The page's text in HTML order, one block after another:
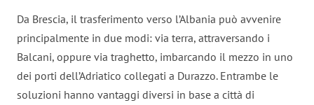
Da Brescia, il trasferimento verso l’Albania può avvenire
principalmente in due modi: via terra, attraversando i
Balcani, oppure via traghetto, imbarcando il mezzo in uno
dei porti dell’Adriatico collegati a Durazzo. Entrambe le
soluzioni hanno vantaggi diversi in base a città di